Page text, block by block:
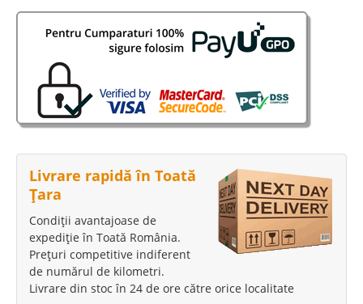
Adauga la Favorite
Dormitor Clasic Copii Alb Ivory
Belissa
Dormitoare pe stil clasic pentru copii – Belissa Alb Ivory Setul de mobila
de lux pentru camere copii Belissa prezinta un design superb iar renumitul
producator Bellona garanteaza un nivel superior de calitate. Elementele
Livrare rapidă în Toată
Țara
Condiții avantajoase de
expediție în Toată România.
Prețuri competitive indiferent
de numărul de kilometri.
Livrare din stoc în 24 de ore către orice localitate